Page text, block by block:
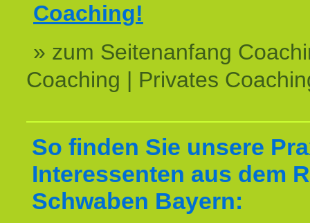
Coaching!
» zum Seitenanfang
Coaching | Privates
So finden Sie unsere
Interessenten aus dem
Schwaben Bayern: